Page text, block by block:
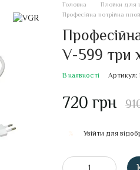
Головна Плойки для
Професійна потрійна
V-599 три
В наявності Артикул:
720 грн
Увійти для